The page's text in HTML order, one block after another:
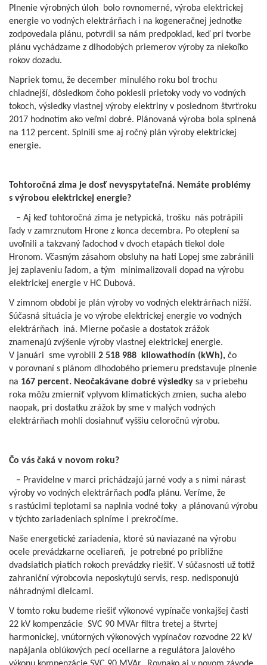
Plnenie výrobných úloh bolo rovnomerné, výroba elektrickej
energie vo vodných elektrárňach i na kogeneračnej jednotke
zodpovedala plánu, potvrdil sa nám predpoklad, keď pri tvorbe
plánu vychádzame z dlhodobých priemerov výroby za niekoľko
rokov dozadu.
Napriek tomu, že december minulého roku bol trochu
chladnejší, dôsledkom čoho poklesli prietoky vody vo vodných
tokoch, výsledky vlastnej výroby elektriny v poslednom štvrťroku
2017 hodnotím ako veľmi dobré. Plánovaná výroba bola splnená
na 112 percent. Splnili sme aj ročný plán výroby elektrickej
energie.
Tohtoročná zima je dosť nevyspytateľná. Nemáte problémy
s výrobou elektrickej energie?
– Aj keď tohtoročná zima je netypická, trošku nás potrápili
ľady v zamrznutom Hrone z konca decembra. Po oteplení sa
uvoľnili a takzvaný ľadochod v dvoch etapách tiekol dole
Hronom. Včasným zásahom obsluhy na hati Lopej sme zabránili
jej zaplaveniu ľadom, a tým minimalizovali dopad na výrobu
elektrickej energie v HC Dubová.
V zimnom období je plán výroby vo vodných elektrárňach nižší.
Súčasná situácia je vo výrobe elektrickej energie vo vodných
elektrárňach iná. Mierne počasie a dostatok zrážok
znamenajú zvýšenie výroby vlastnej elektrickej energie.
V januári sme vyrobili 2 518 988 kilowathodín (kWh), čo
v porovnaní s plánom dlhodobého priemeru predstavuje plnenie
na 167 percent. Neočakávane dobré výsledky sa v priebehu
roka môžu zmierniť vplyvom klimatických zmien, sucha alebo
naopak, pri dostatku zrážok by sme v malých vodných
elektrárňach mohli dosiahnuť vyššiu celoročnú výrobu.
Čo vás čaká v novom roku?
– Pravidelne v marci prichádzajú jarné vody a s nimi nárast
výroby vo vodných elektrárňach podľa plánu. Veríme, že
s rastúcimi teplotami sa naplnia vodné toky a plánovanú výrobu
v týchto zariadeniach splníme i prekročíme.
Naše energetické zariadenia, ktoré sú naviazané na výrobu
ocele prevádzkarne oceliareň, je potrebné po približne
dvadsiatich piatich rokoch prevádzky riešiť. V súčasnosti už totiž
zahraniční výrobcovia neposkytujú servis, resp. nedisponujú
náhradnými dielcami.
V tomto roku budeme riešiť výkonové vypínače vonkajšej časti
22 kV kompenzácie SVC 90 MVAr filtra tretej a štvrtej
harmonickej, vnútorných výkonových vypínačov rozvodne 22 kV
napájania oblúkových pecí oceliarne a regulátora jalového